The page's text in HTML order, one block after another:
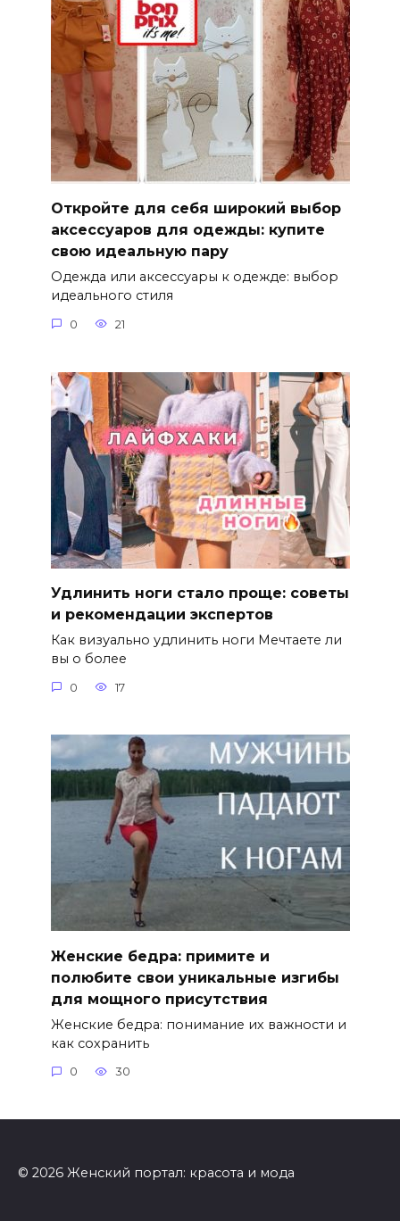
Откройте для себя широкий выбор
аксессуаров для одежды: купите
свою идеальную пару
Одежда или аксессуары к одежде: выбор
идеального стиля
0 21
Удлинить ноги стало проще: советы
и рекомендации экспертов
Как визуально удлинить ноги Мечтаете ли
вы о более
0 17
Женские бедра: примите и
полюбите свои уникальные изгибы
для мощного присутствия
Женские бедра: понимание их важности и
как сохранить
0 30
© 2026 Женский портал: красота и мода